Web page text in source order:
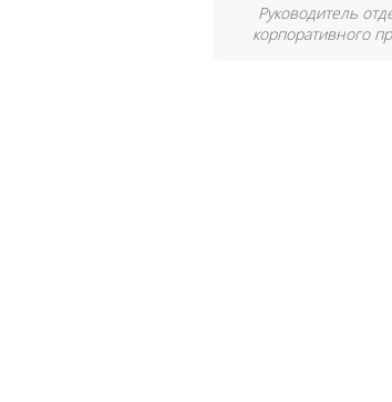
Руководитель
корпоративного